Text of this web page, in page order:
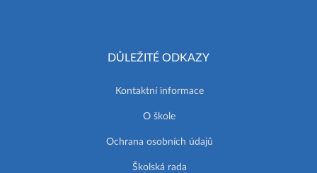
DŮLEŽITÉ ODKAZY
Kontaktní informace
O škole
Ochrana osobních údajů
Školská rada